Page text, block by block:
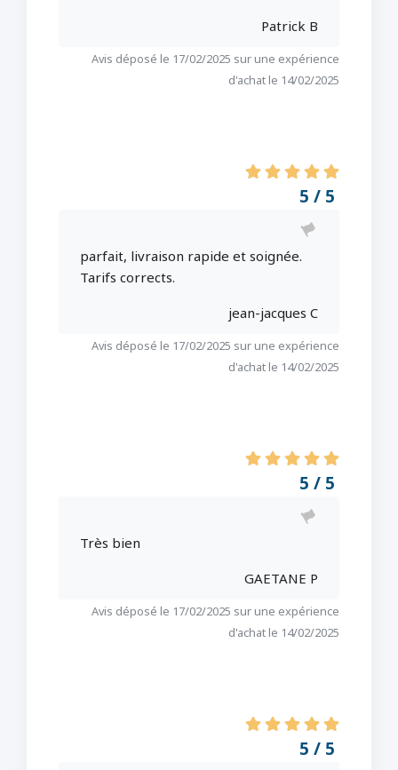
Patrick B
Avis déposé le 17/02/2025 sur une expérience
d'achat le 14/02/2025
5 / 5
parfait, livraison rapide et soignée.
Tarifs corrects.
jean-jacques C
Avis déposé le 17/02/2025 sur une expérience
d'achat le 14/02/2025
5 / 5
Très bien
GAETANE P
Avis déposé le 17/02/2025 sur une expérience
d'achat le 14/02/2025
5 / 5